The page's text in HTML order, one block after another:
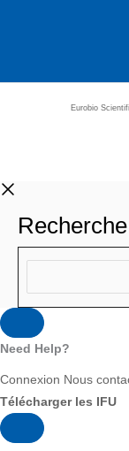
Eurobio
Recherche
Need Help?
Connexion Nous
Télécharger les IFU